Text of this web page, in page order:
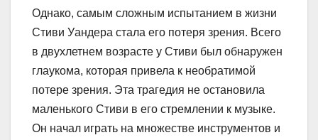
Однако, самым сложным испытанием в жизни
Стиви Уандера стала его потеря зрения. Всего
в двухлетнем возрасте у Стиви был обнаружен
глаукома, которая привела к необратимой
потере зрения. Эта трагедия не остановила
маленького Стиви в его стремлении к музыке.
Он начал играть на множестве инструментов и